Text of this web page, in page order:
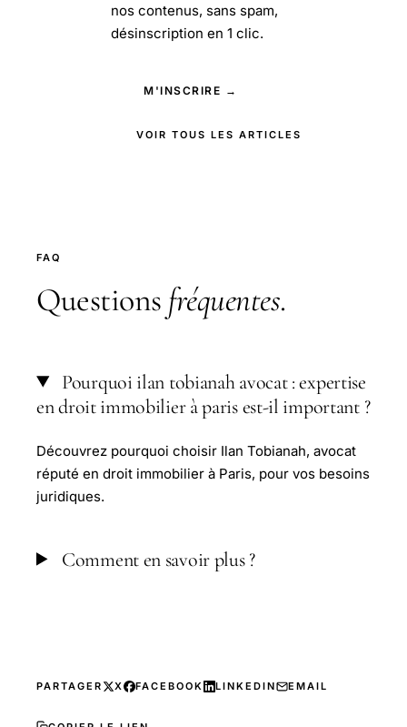
nos contenus, sans spam,
désinscription en 1 clic.
M'INSCRIRE →
VOIR TOUS LES ARTICLES
FAQ
Questions fréquentes.
Pourquoi ilan tobianah avocat : expertise
en droit immobilier à paris est-il important ?
Découvrez pourquoi choisir Ilan Tobianah, avocat
réputé en droit immobilier à Paris, pour vos besoins
juridiques.
Comment en savoir plus ?
PARTAGER X FACEBOOK LINKEDIN EMAIL